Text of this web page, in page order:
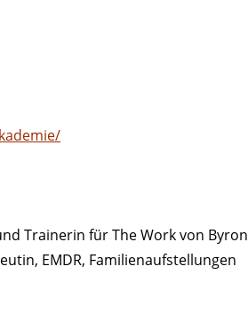
Trainerin für The Work von Byron
EMDR, Familienaufstellungen